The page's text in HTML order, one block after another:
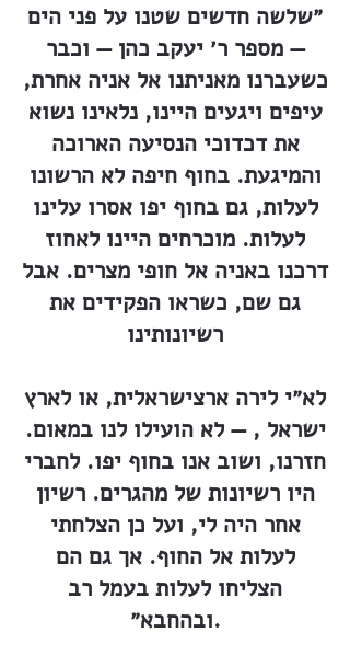
״שלשה חדשים שטנו על פני הים
— מספר ר׳ יעקב כהן — וכבר
כשעברנו מאניתנו אל אניה אחרת,
עיפים ויגעים היינו, נלאינו נשוא
את דכדוכי הנסיעה הארוכה
והמיגעת. בחוף חיפה לא הרשונו
לעלות, גם בחוף יפו אסרו עלינו
לעלות. מוכרחים היינו לאחוז
דרכנו באניה אל חופי מצרים. אבל
גם שם, כשראו הפקידים את
רשיונותינו
לא״י לירה ארצישראלית, או לארץ
ישראל , — לא הועילו לנו במאום.
חזרנו, ושוב אנו בחוף יפו. לחברי
היו רשיונות של מהגרים. רשיון
אחר היה לי, ועל כן הצלחתי
לעלות אל החוף. אך גם הם
הצליחו לעלות בעמל רב
ובהחבא״.